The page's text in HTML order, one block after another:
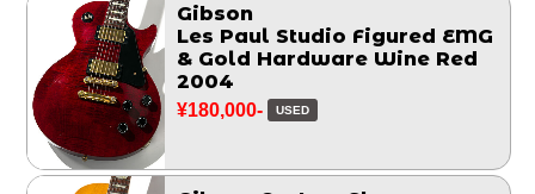
Gibson
Les Paul Studio Figured EMG
& Gold Hardware Wine Red
2004
¥180,000- USED